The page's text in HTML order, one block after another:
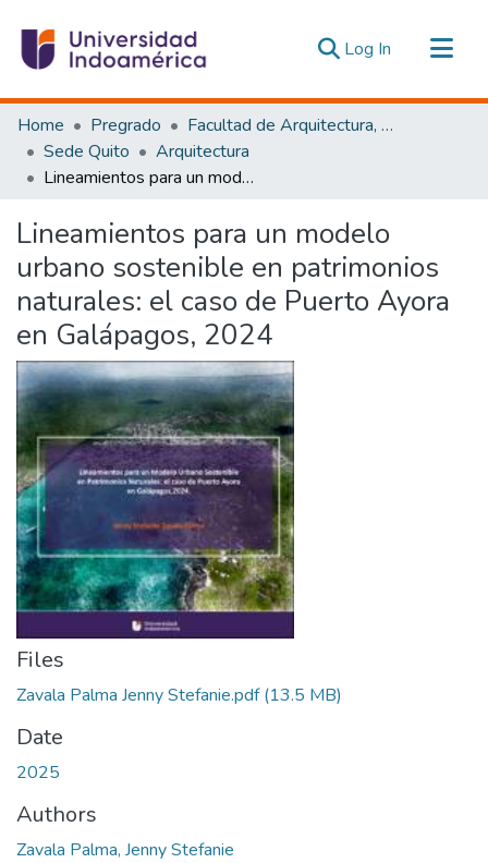
Log In (current)
Communities & Collections
All of DSpace
Statistics
Home Pregrado
Facultad de Arquitectura, Artes y Diseño
Sede Quito
Arquitectura
Lineamientos para un modelo urbano sostenible en patrimonios naturales: el caso de Puerto Ayora en Galápagos, 2024
Lineamientos para un modelo
urbano sostenible en patrimonios
naturales: el caso de Puerto Ayora
en Galápagos, 2024
Files
Zavala Palma Jenny Stefanie.pdf(13.5 MB)
Date
2025
Authors
Zavala Palma, Jenny Stefanie